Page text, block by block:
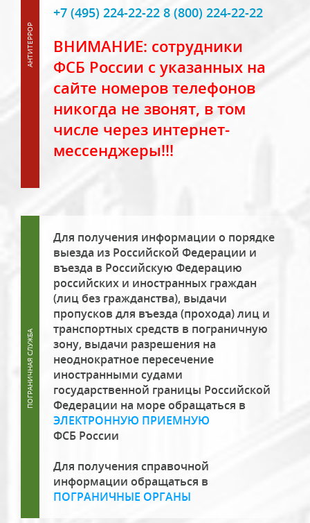
+7 (495) 224-22-22 8 (800) 224-22-22
ВНИМАНИЕ: сотрудники
ФСБ России с указанных на
сайте номеров телефонов
никогда не звонят, в том
числе через интернет-
мессенджеры!!!
Для получения информации о порядке
выезда из Российской Федерации и
въезда в Российскую Федерацию
российских и иностранных граждан
(лиц без гражданства), выдачи
пропусков для въезда (прохода) лиц и
транспортных средств в пограничную
зону, выдачи разрешения на
неоднократное пересечение
иностранными судами
государственной границы Российской
Федерации на море обращаться в
ЭЛЕКТРОННУЮ ПРИЕМНУЮ
ФСБ России
Для получения справочной
информации обращаться в
ПОГРАНИЧНЫЕ ОРГАНЫ